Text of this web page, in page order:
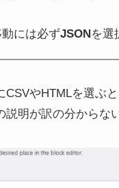
には必ずJSONを選
CSVやHTMLを選ぶ
明が訳の分からな